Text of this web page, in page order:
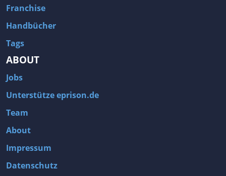
Franchise
Handbücher
Tags
ABOUT
Jobs
Unterstütze eprison.de
Team
About
Impressum
Datenschutz